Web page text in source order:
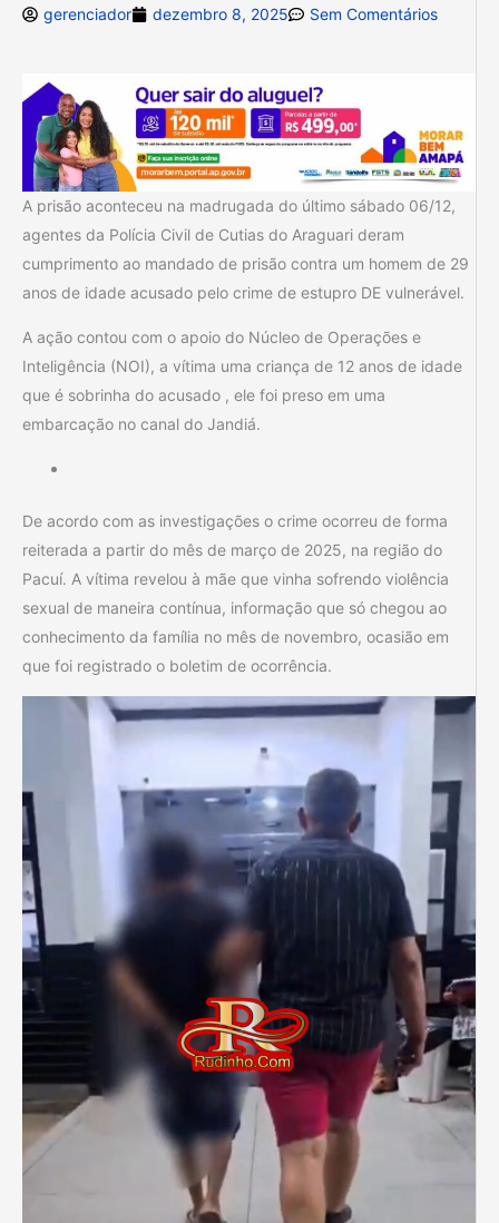
gerenciador dezembro 8, 2025 Sem Comentários
A prisão aconteceu na madrugada do último sábado 06/12,
agentes da Polícia Civil de Cutias do Araguari deram
cumprimento ao mandado de prisão contra um homem de 29
anos de idade acusado pelo crime de estupro DE vulnerável.
A ação contou com o apoio do Núcleo de Operações e
Inteligência (NOI), a vítima uma criança de 12 anos de idade
que é sobrinha do acusado , ele foi preso em uma
embarcação no canal do Jandiá.
De acordo com as investigações o crime ocorreu de forma
reiterada a partir do mês de março de 2025, na região do
Pacuí. A vítima revelou à mãe que vinha sofrendo violência
sexual de maneira contínua, informação que só chegou ao
conhecimento da família no mês de novembro, ocasião em
que foi registrado o boletim de ocorrência.